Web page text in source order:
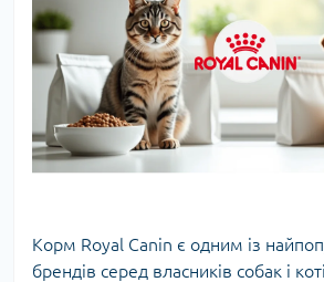
Корм Royal Canin є одним із
брендів серед власників собак і